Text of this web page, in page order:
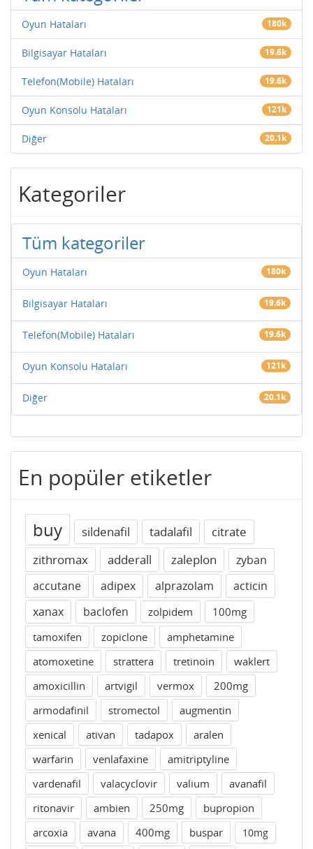
Oyun Hataları 180k
Bilgisayar Hataları 19.6k
Telefon(Mobile) Hataları 19.6k
Oyun Konsolu Hataları 121k
Diğer 20.1k
Kategoriler
Tüm kategoriler
Oyun Hataları 180k
Bilgisayar Hataları 19.6k
Telefon(Mobile) Hataları 19.6k
Oyun Konsolu Hataları 121k
Diğer 20.1k
En popüler etiketler
buy sildenafil tadalafil
citrate
zithromax
adderall zaleplon
zyban
accutane
adipex alprazolam
acticin
xanax
baclofen zolpidem
100mg
tamoxifen
zopiclone
amphetamine
atomoxetine
strattera tretinoin
waklert
amoxicillin
artvigil vermox
200mg
armodafinil
stromectol
augmentin
xenical
ativan tadapox
aralen
warfarin
venlafaxine
amitriptyline
vardenafil
valacyclovir valium
avanafil
ritonavir
ambien 250mg
bupropion
arcoxia
avana 400mg buspar
10mg